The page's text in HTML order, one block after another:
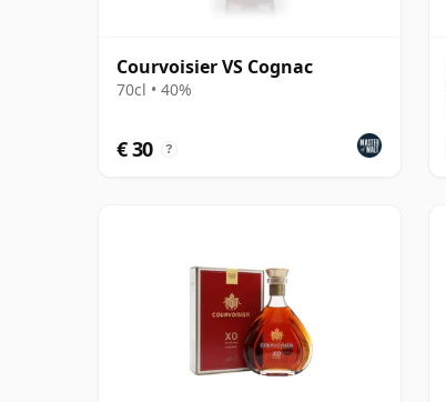
Courvoisier VS Cognac
70cl • 40%
€ 30 ?